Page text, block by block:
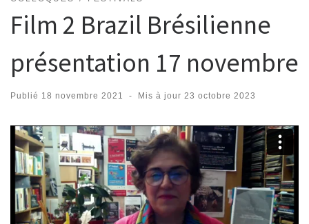
Film 2 Brazil Brésilienne
présentation 17 novembre
Publié 18 novembre 2021 - Mis à jour 23 octobre 2023